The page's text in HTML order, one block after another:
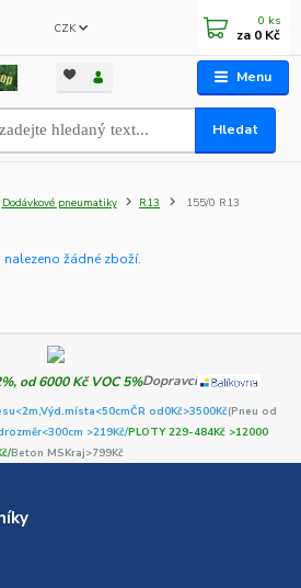
Menu
CZK
Hledat
0 ks
za 0 Kč
Dodávkové pneumatiky R13 155/0 R13
žádné zboží.
Dopravci
Výd.místa<50cmČR od0Kč>3500Kč(Pneu od
>219Kč/PLOTY 229-484Kč >12000
Beton MSKraj>799Kč